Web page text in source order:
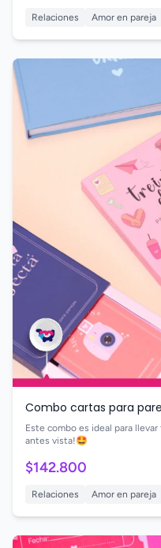
Relaciones Amor en pareja
Combo cartas para
Este combo es ideal para
antes vista!🤩
$142.800
Relaciones Amor en pareja